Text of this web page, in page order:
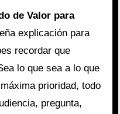
de Valor para
explicación para
recordar que
lo que sea a lo que
prioridad, todo
pregunta,